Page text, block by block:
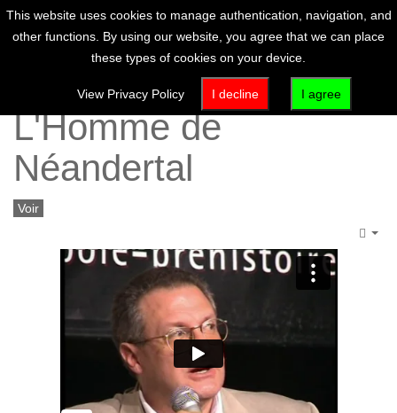
Jean-Jacques Hublin :
L'Homme de
Néandertal
Voir
This website uses cookies to manage authentication, navigation, and
other functions. By using our website, you agree that we can place
these types of cookies on your device.
View Privacy Policy I decline I agree